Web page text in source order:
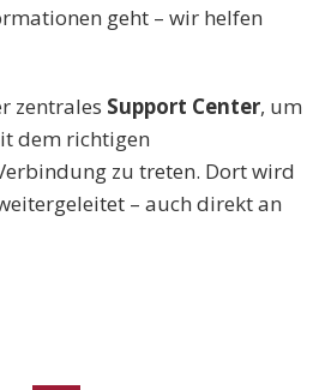
geht – wir helfen
zentrales Support Center, um
dem richtigen
zu treten. Dort wird
– auch direkt an